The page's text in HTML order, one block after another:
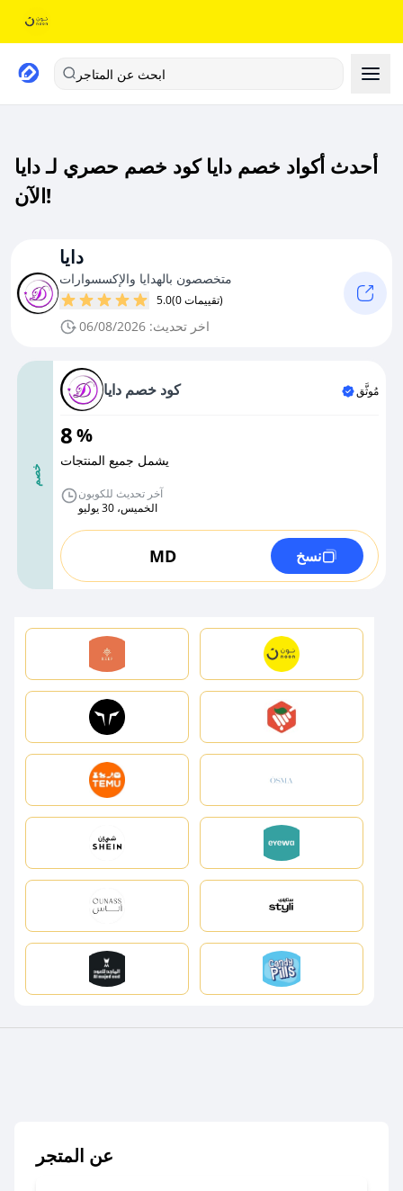
ابحث عن المتاجر
أحدث أكواد خصم دايا كود خصم حصري لـ دايا
الآن!
دايا
متخصصون بالهدايا والإكسسوارات
5.0 (0 تقييمات)
اخر تحديث: 06/08/2026
خصم
كود خصم دايا مُوثَّق
8%
يشمل جميع المنتجات
آخر تحديث للكوبون
الخميس، 30 يوليو
MD نسخ
عن المتجر